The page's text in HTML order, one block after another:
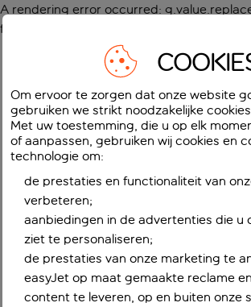
A rendering error occurred:
function
Om ervoor te zorgen dat onze website
gebruiken we strikt noodzakelijke
Met uw toestemming, die u op elk
of aanpassen, gebruiken wij cookies en
technologie om:
de prestaties en functionaliteit van
verbeteren;
aanbiedingen in de advertenties die u
ziet te personaliseren;
de prestaties van onze marketing te
easyJet op maat gemaakte reclame
content te leveren, op en buiten onze